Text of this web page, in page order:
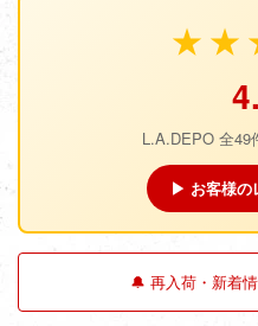
L.A.DEPO 全49
▶ お客様の
🔔 再入荷・新着